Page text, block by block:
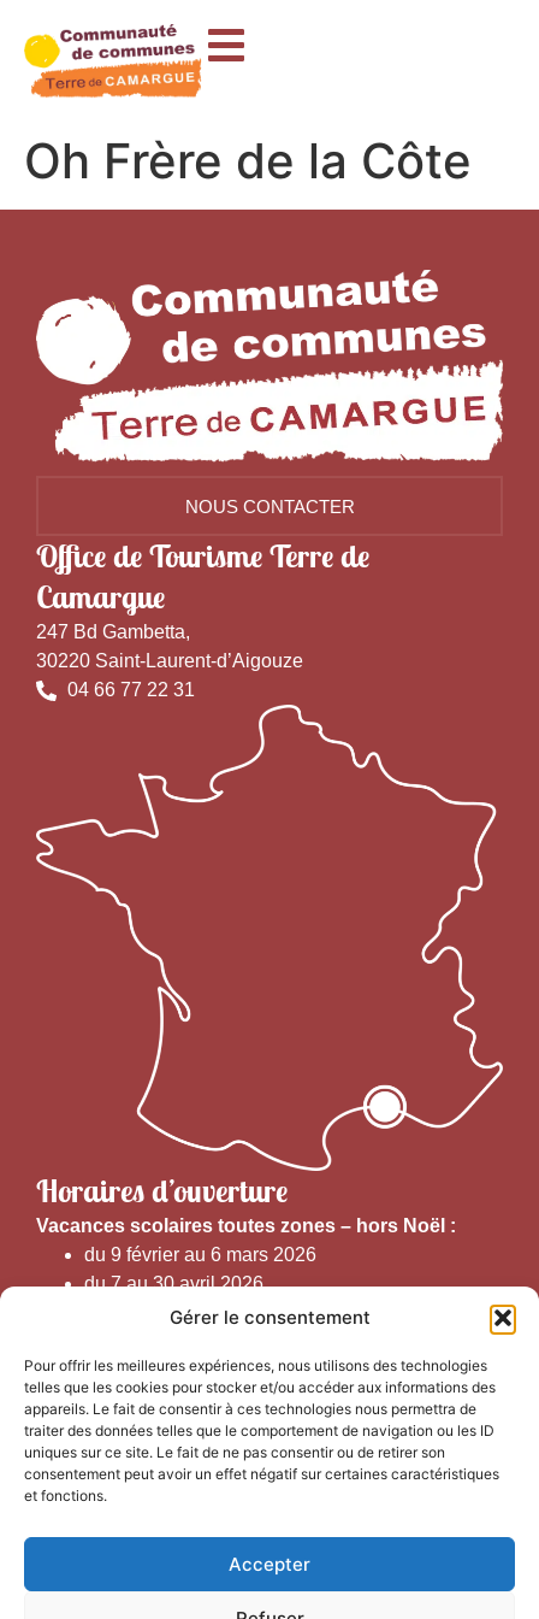
Gérer le consentement
Pour offrir les meilleures expériences, nous utilisons des technologies
telles que les cookies pour stocker et/ou accéder aux informations des
appareils. Le fait de consentir à ces technologies nous permettra de
traiter des données telles que le comportement de navigation ou les ID
uniques sur ce site. Le fait de ne pas consentir ou de retirer son
consentement peut avoir un effet négatif sur certaines caractéristiques
et fonctions.
Accepter
principal
Oh Frère de la Côte
NOUS CONTACTER
Office de Tourisme Terre de
Camargue
247 Bd Gambetta,
30220 Saint-Laurent-d’Aigouze
04 66 77 22 31
Horaires d’ouverture
Vacances scolaires toutes zones – hors Noël :
du 9 février au 6 mars 2026
du 7 au 30 avril 2026
du 1er juin au 30 septembre 2026
Horaires d’ouverture au public :
Du 1er septembre au 30 juin 2026 (hors juillet et août)
du lundi au vendredi de 9h50 à 12h30 et de
Du 1er juillet au 31 août 2026